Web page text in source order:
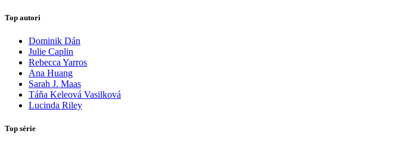
Top autori
Dominik Dán
Julie Caplin
Rebecca Yarros
Ana Huang
Sarah J. Maas
Táňa Keleová Vasilková
Lucinda Riley
Top série